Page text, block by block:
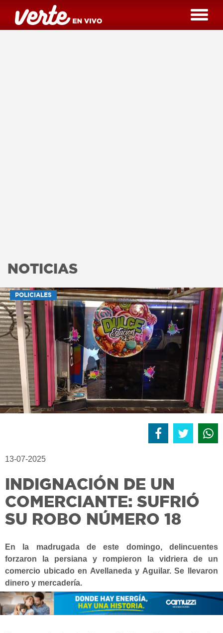
NOTICIAS
POLICIALES
13-07-2025
INDIGNACIÓN DE UN
COMERCIANTE: SUFRIÓ
SU ROBO NÚMERO 18
En la madrugada de este domingo, delincuentes
forzaron la persiana y rompieron la vidriera de un
comercio ubicado en Avellaneda y Aguilar. Se llevaron
dinero y mercadería.